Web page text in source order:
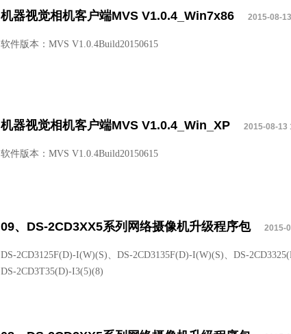
机器视觉相机客户端MVS V1.0.4_Win7x86 2015-08-
软件版本：MVS V1.0.4Build20150615
机器视觉相机客户端MVS V1.0.4_Win_XP 2015-08-13
软件版本：MVS V1.0.4Build20150615
09、DS-2CD3XX5系列网络摄像机升级程序包 2015-
DS-2CD3125F(D)-I(W)(S)、DS-2CD3135F(D)-I(W)(S)、DS-
DS-2CD3T35(D)-I3(5)(8)